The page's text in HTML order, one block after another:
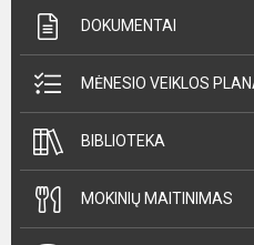
DOKUMENTAI
MĖNESIO VEIKLOS
BIBLIOTEKA
MOKINIŲ MAITINIMAS